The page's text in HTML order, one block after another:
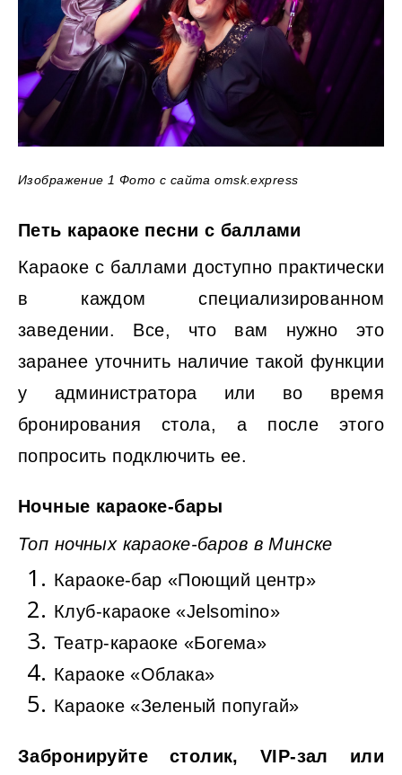
Изображение 1 Фото с сайта omsk.express
Петь караоке песни с баллами
Караоке с баллами доступно практически
в каждом специализированном
заведении. Все, что вам нужно это
заранее уточнить наличие такой функции
у администратора или во время
бронирования стола, а после этого
попросить подключить ее.
Ночные караоке-бары
Топ ночных караоке-баров в Минске
Караоке-бар «Поющий центр»
Клуб-караоке «Jelsomino»
Театр-караоке «Богема»
Караоке «Облака»
Караоке «Зеленый попугай»
Забронируйте столик, VIP-зал или